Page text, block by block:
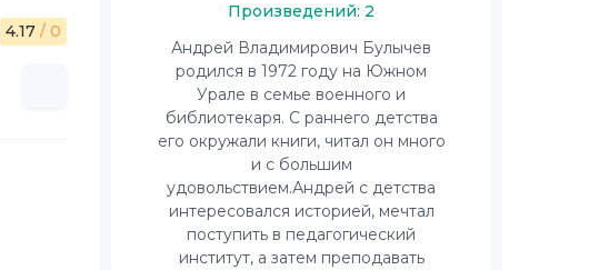
4.17 / 0
Произведений: 2
Андрей Владимирович Булычев
родился в 1972 году на Южном
Урале в семье военного и
библиотекаря. С раннего детства
его окружали книги, читал он много
и с большим
удовольствием.Андрей с детства
интересовался историей, мечтал
поступить в педагогический
институт, а затем преподавать